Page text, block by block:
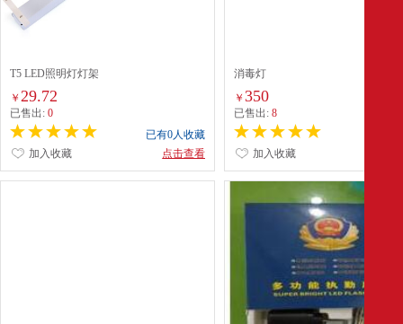
T5 LED照明灯灯架
￥ 29.72
已售出: 0
已有0人收藏
点击查看
加入收藏
消毒灯
￥350
已售出:8
加入收藏